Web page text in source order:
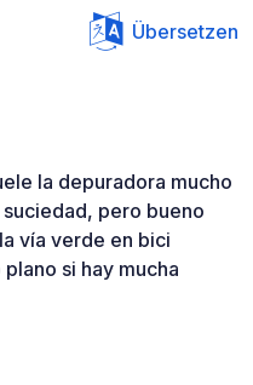
Übersetzen
la depuradora mucho
pero bueno
vía verde en bici
si hay mucha